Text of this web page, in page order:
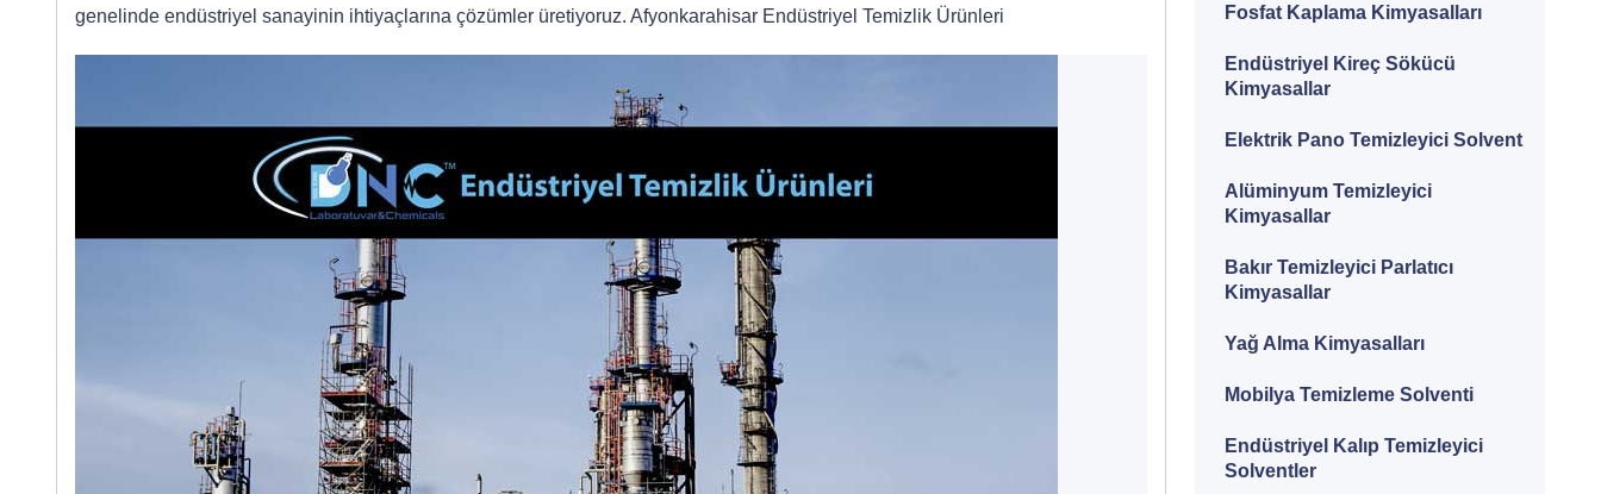
genelinde endüstriyel sanayinin ihtiyaçlarına çözümler üretiyoruz. Afyonkarahisar Endüstriyel Temizlik Ürünleri
Fosfat Kaplama Kimyasalları
Endüstriyel Kireç Sökücü
Kimyasallar
Elektrik Pano Temizleyici Solvent
Alüminyum Temizleyici
Kimyasallar
Bakır Temizleyici Parlatıcı
Kimyasallar
Yağ Alma Kimyasalları
Mobilya Temizleme Solventi
Endüstriyel Kalıp Temizleyici
Solventler